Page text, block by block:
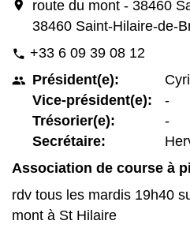
location_on
route du mont - 38460
38460 Saint-Hilaire-de-
phone +33 6 09 39 08 12
people Président(e):
Vice-président(e):
Trésorier(e):
Secrétaire:
-
-
Association de course à
rdv tous les mardis 19h40
mont à St Hilaire